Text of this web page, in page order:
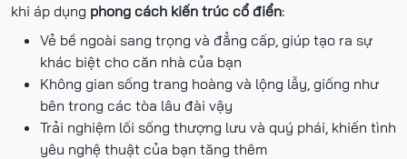
khi áp dụng phong cách kiến trúc cổ điển:
Vẻ bề ngoài sang trọng và đẳng cấp, giúp tạo ra sự
khác biệt cho căn nhà của bạn
Không gian sống trang hoàng và lộng lẫy, giống như
bên trong các tòa lâu đài vậy
Trải nghiệm lối sống thượng lưu và quý phái, khiến tình
yêu nghệ thuật của bạn tăng thêm